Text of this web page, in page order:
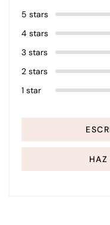
5 stars
4 stars
3 stars
2 stars
1 star
HAZ